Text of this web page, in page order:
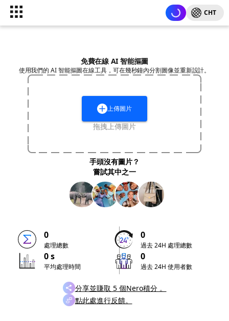
CHT
免費在線 AI 智能摳圖
使用我們的 AI 智能摳圖在線工具，可在幾秒鐘內分割圖像並重新設計。
上傳圖片
拖拽上傳圖片
手頭沒有圖片？
嘗試其中之一
0
處理總數
0
過去 24H 處理總數
0 s
平均處理時間
0
過去 24H 使用者數
分享並賺取 5 個Nero積分 。
點此處進行反饋。